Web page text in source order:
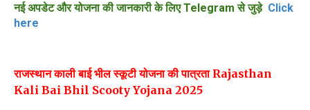
नई अपडेट और योजना की जानकारी के लिए Telegram से जुड़ेClick
here
राजस्थान काली बाई भील स्कूटी योजना की पात्रता Rajasthan
Kali Bai Bhil Scooty Yojana 2025